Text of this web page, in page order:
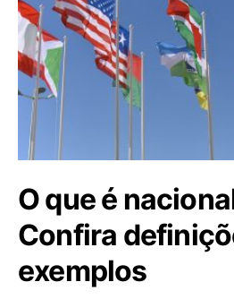
O que é
Confira
exemplos